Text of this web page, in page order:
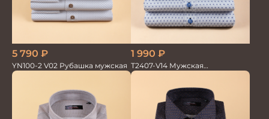
5 790 ₽
YN100-2 V02 Рубашка мужская
1 990 ₽
T2407-V14 Мужская
текстильная рубашка /